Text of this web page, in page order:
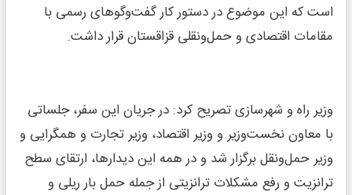
است که این موضوع در دستور کار گفت‌وگوهای رسمی با
مقامات اقتصادی و حمل‌ونقلی قزاقستان قرار داشت.
وزیر راه و شهرسازی تصریح کرد: در جریان این سفر، جلساتی
با معاون نخست‌وزیر و وزیر اقتصاد، وزیر تجارت و همگرایی و
وزیر حمل‌ونقل برگزار شد و در همه این دیدارها، ارتقای سطح
ترانزیت و رفع مشکلات ترانزیتی از جمله حمل بار ریلی و